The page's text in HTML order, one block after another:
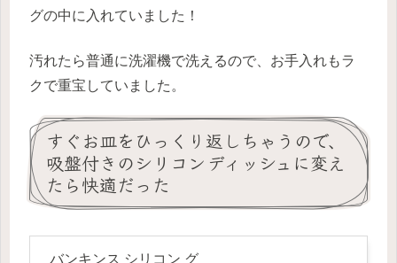
グの中に入れていました！
汚れたら普通に洗濯機で洗えるので、お手入れもラ
クで重宝していました。
すぐお皿をひっくり返しちゃうので、
吸盤付きのシリコンディッシュに変え
たら快適だった
バンキンス シリコン グ